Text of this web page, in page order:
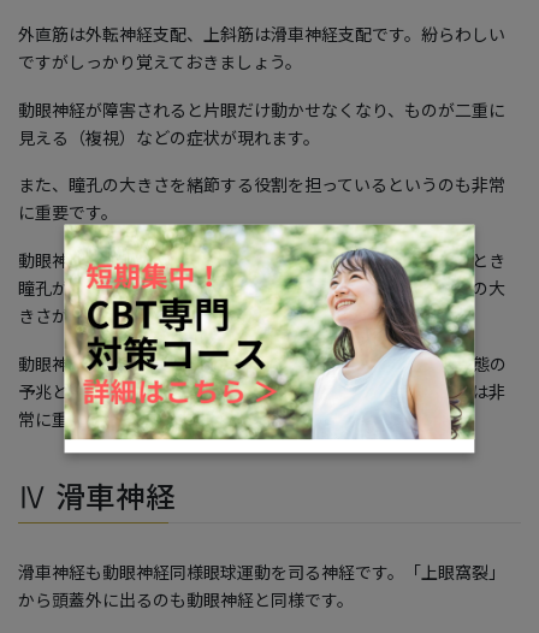
外直筋は外転神経支配、上斜筋は滑車神経支配です。紛らわしい
ですがしっかり覚えておきましょう。
動眼神経が障害されると片眼だけ動かせなくなり、ものが二重に
見える（複視）などの症状が現れます。
また、瞳孔の大きさを緒節する役割を担っているというのも非常
に重要です。
動眼神経が障害されると、対光反射（眼に明るい光を当てたとき
瞳孔が小さくなる反射）に異常が生じたり、左右の眼で瞳孔の大
きさが違う瞳孔不同が見られたりします。
動眼神経障害は脳ヘルニアなどの非常に重篤な命に関わる病態の
予兆として知られており、救急医療の現場で動眼神経の所見は非
常に重要になる場合があります。
Ⅳ 滑車神経
滑車神経も動眼神経同様眼球運動を司る神経です。「上眼窩裂」
から頭蓋外に出るのも動眼神経と同様です。